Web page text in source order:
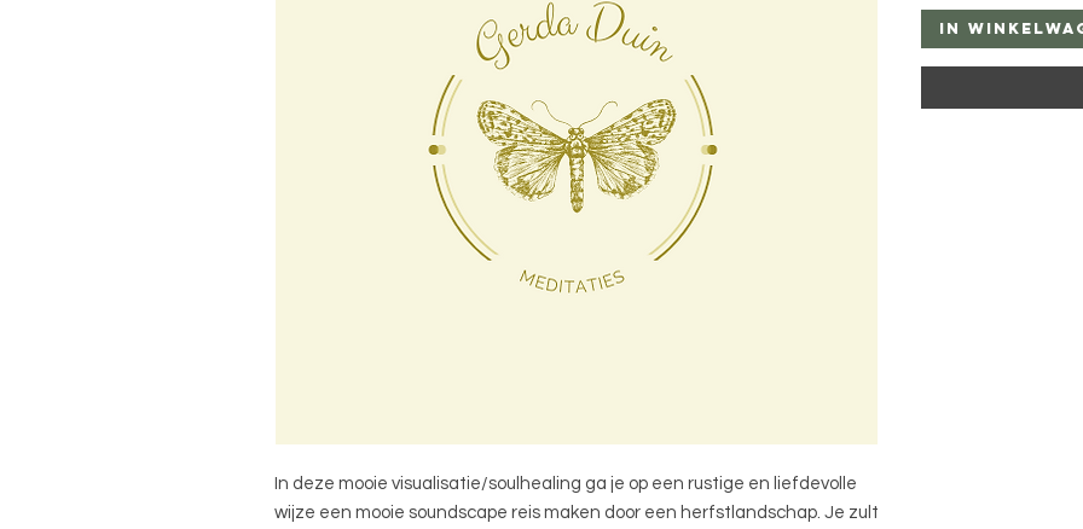
In deze mooie visualisatie/soulhealing ga je op een rustige en liefdevolle
wijze een mooie soundscape reis maken door een herfstlandschap. Je zult
In